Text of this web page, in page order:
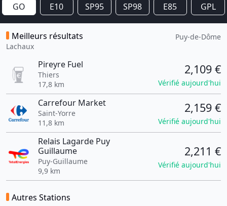
GO E10 SP95 SP98 E85 GPL
Meilleurs résultats
Lachaux
Puy-de-Dôme
Pireyre Fuel
Thiers
17,8 km
2,109 €
Vérifié aujourd'hui
Carrefour Market
Saint-Yorre
11,8 km
2,159 €
Vérifié aujourd'hui
Relais Lagarde Puy
Guillaume
Puy-Guillaume
9,9 km
2,211 €
Vérifié aujourd'hui
Autres Stations